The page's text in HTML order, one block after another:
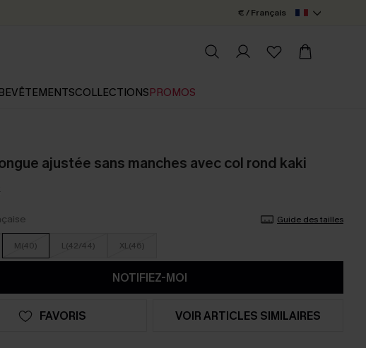
€ / Français
VÊTEMENTSCOLLECTIONSPROMOS
ajustée sans manches avec col rond kaki
Guide des tailles
M(40) L(42/44) XL(46)
NOTIFIEZ-MOI
FAVORIS VOIR ARTICLES SIMILAIRES